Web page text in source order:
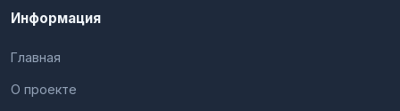
Информация
Главная
О проекте